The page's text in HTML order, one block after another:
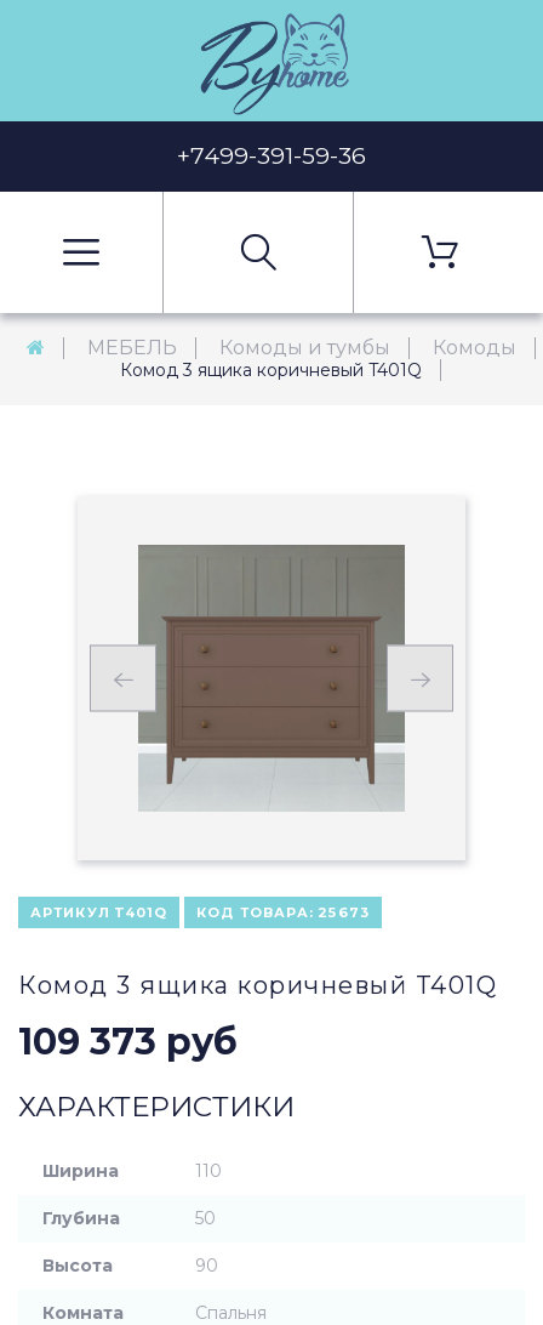
+7499-391-59-36
МЕБЕЛЬ Комоды и тумбы Комоды
Комод 3 ящика коричневый T401Q
АРТИКУЛ T401Q КОД ТОВАРА: 25673
Комод 3 ящика коричневый T401Q
109 373 руб
ХАРАКТЕРИСТИКИ
Ширина 110
Глубина 50
Высота 90
Комната Спальня